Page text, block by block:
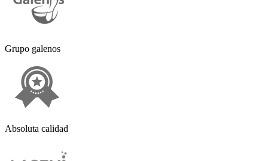
Grupo galenos
Absoluta calidad